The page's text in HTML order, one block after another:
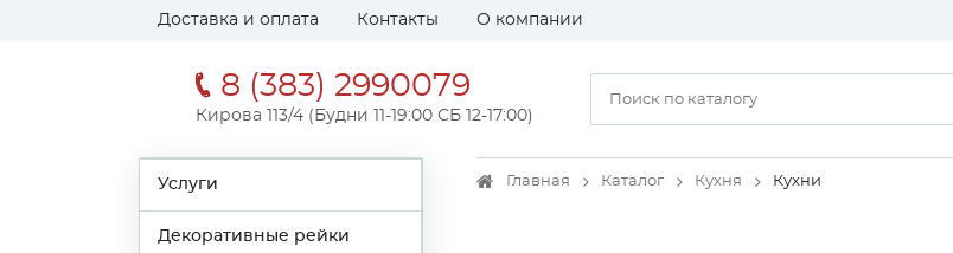
Доставка и оплата Контакты О компании
8 (383) 2990079
Кирова 113/4 (Будни 11-19:00 СБ 12-17:00)
Услуги
Декоративные рейки
Главная Каталог Кухня Кухни